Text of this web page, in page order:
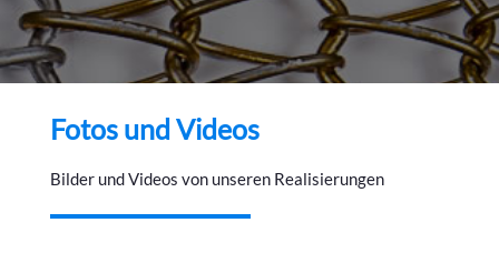
Fotos und Videos
Bilder und Videos von unseren Realisierungen